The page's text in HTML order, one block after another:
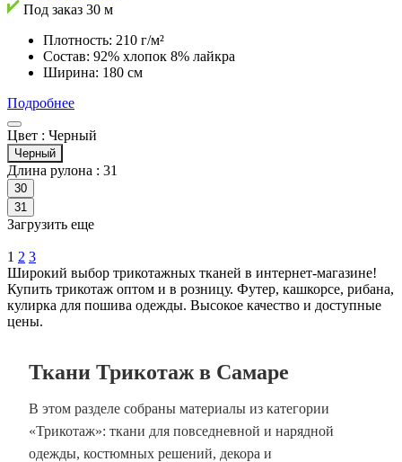
Под заказ 30 м
Плотность: 210 г/м²
Состав: 92% хлопок 8% лайкра
Ширина: 180 см
Подробнее
Цвет : Черный
Черный
Длина рулона : 31
30
31
Загрузить еще
1 2 3
Широкий выбор трикотажных тканей в интернет-магазине!
Купить трикотаж оптом и в розницу. Футер, кашкорсе, рибана,
кулирка для пошива одежды. Высокое качество и доступные
цены.
Ткани Трикотаж в Самаре
В этом разделе собраны материалы из категории
«Трикотаж»: ткани для повседневной и нарядной
одежды, костюмных решений, декора и